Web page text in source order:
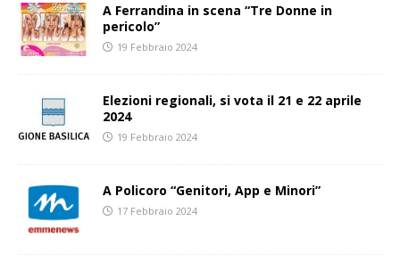
A Ferrandina in scena “Tre Donne in
pericolo”
19 Febbraio 2024
Elezioni regionali, si vota il 21 e 22 aprile
2024
19 Febbraio 2024
A Policoro “Genitori, App e Minori”
17 Febbraio 2024